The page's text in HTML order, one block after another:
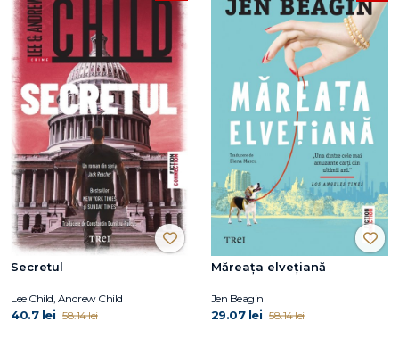
Secretul
Lee Child, Andrew Child
40.7 lei 58.14 lei
Măreața elvețiană
Jen Beagin
29.07 lei 58.14 lei